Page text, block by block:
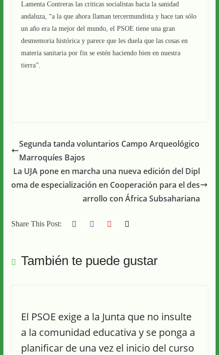
Lamenta Contreras las criticas socialistas hacia la sanidad
andaluza, “a la que ahora llaman tercermundista y hace tan sólo
un año era la mejor del mundo, el PSOE tiene una gran
desmemoria histórica y parece que les duela que las cosas en
materia sanitaria por fin se estén haciendo bien en nuestra
tierra”.
Segunda tanda voluntarios Campo Arqueológico
Marroquíes Bajos
La UJA pone en marcha una nueva edición del Dipl
oma de especialización en Cooperación para el des
arrollo con África Subsahariana
Share This Post:
También te puede gustar
El PSOE exige a la Junta que no insulte
a la comunidad educativa y se ponga a
planificar de una vez el inicio del curso